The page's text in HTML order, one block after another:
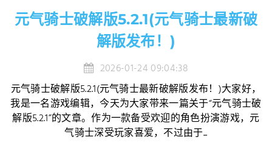
元气骑士破解版5.2.1(元气骑士最新破
解版发布！)
2026-01-24 09:04:38
元气骑士破解版5.2.1(元气骑士最新破解版发布！)大家好，
我是一名游戏编辑，今天为大家带来一篇关于“元气骑士破
解版5.2.1”的文章。作为一款备受欢迎的角色扮演游戏，元
气骑士深受玩家喜爱，不过由于...